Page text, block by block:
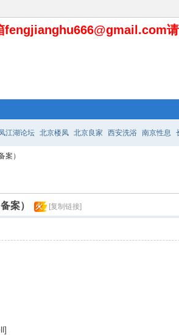
fengjianghu666@gmail.com
江湖论坛 北京楼凤 北京良家 西安洗浴 南京性息
案）
案） 火 [复制链接]